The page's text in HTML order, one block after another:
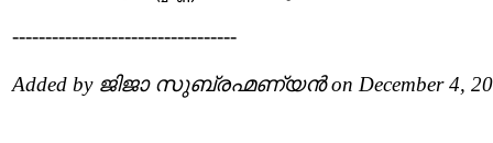
----------------------------------
Added by ജിജാ സുബ്രഹ്മണ്യൻ on December 4,